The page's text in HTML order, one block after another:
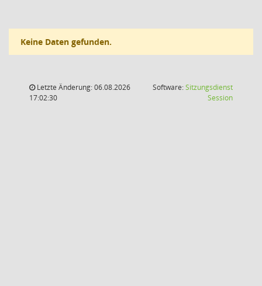
Keine Daten gefunden.
Letzte Änderung: 06.08.2026
17:02:30
Software:Sitzungsdienst
Session(Wird in